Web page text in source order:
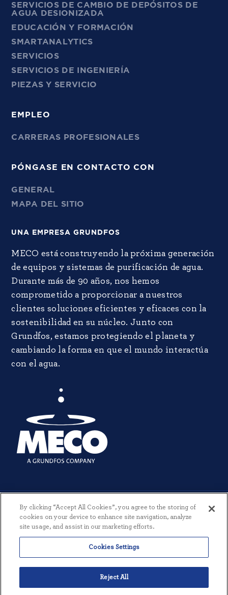
SERVICIOS DE CAMBIO DE DEPÓSITOS DE
AGUA DESIONIZADA
EDUCACIÓN Y FORMACIÓN
SMARTANALYTICS
SERVICIOS
SERVICIOS DE INGENIERÍA
PIEZAS Y SERVICIO
EMPLEO
CARRERAS PROFESIONALES
PÓNGASE EN CONTACTO CON
GENERAL
MAPA DEL SITIO
UNA EMPRESA GRUNDFOS
MECO está construyendo la próxima generación
de equipos y sistemas de purificación de agua.
Durante más de 90 años, nos hemos
comprometido a proporcionar a nuestros
clientes soluciones eficientes y eficaces con la
sostenibilidad en su núcleo. Junto con
Grundfos, estamos protegiendo el planeta y
cambiando la forma en que el mundo interactúa
con el agua.
© 2026 MECO INCORPORATED. TODOS LOS DERECHOS RESERVADOS.
TÉRMINOS Y CONDICIONES | POLÍTICA DE PRIVACIDAD
CREADO POR THREESIXTYEIGHT
By clicking “Accept All Cookies”, you agree to the storing of
cookies on your device to enhance site navigation, analyze
site usage, and assist in our marketing efforts.
Cookies Settings
Reject All